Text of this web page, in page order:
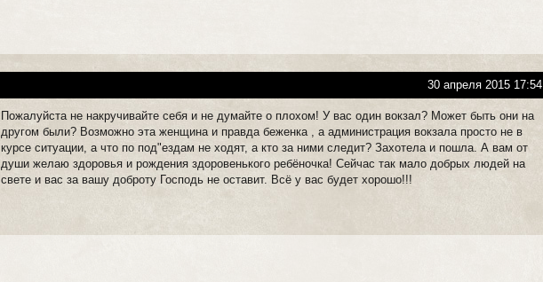
30 апреля 2015 17:54
Пожалуйста не накручивайте себя и не думайте о плохом! У вас один вокзал? Может быть они на
другом были? Возможно эта женщина и правда беженка , а администрация вокзала просто не в
курсе ситуации, а что по под"ездам не ходят, а кто за ними следит? Захотела и пошла. А вам от
души желаю здоровья и рождения здоровенького ребёночка! Сейчас так мало добрых людей на
свете и вас за вашу доброту Господь не оставит. Всё у вас будет хорошо!!!